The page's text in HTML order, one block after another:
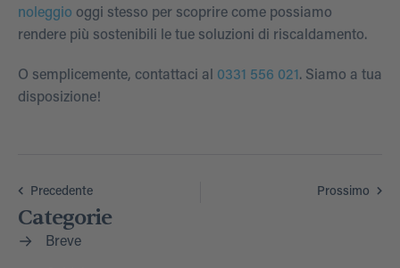
noleggio oggi stesso per scoprire come possiamo
rendere più sostenibili le tue soluzioni di riscaldamento.
O semplicemente, contattaci al 0331 556 021 . Siamo a tua
disposizione!
Precedente Prossimo
Categorie
Breve